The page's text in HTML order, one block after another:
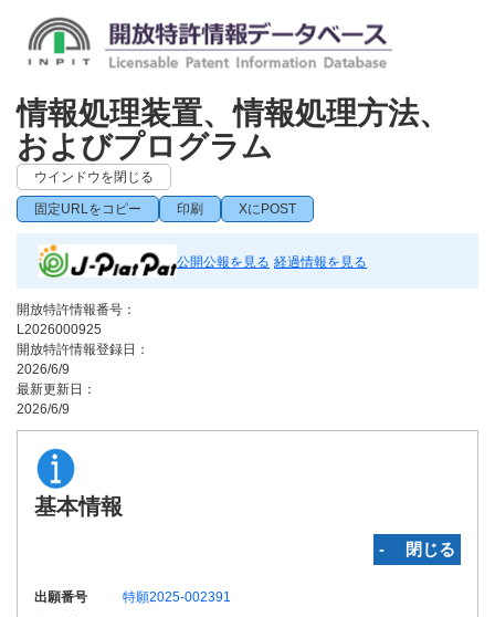
情報処理装置、情報処理方法、
およびプログラム
ウインドウを閉じる
固定URLをコピー 印刷 XにPOST
公開公報を見る 経過情報を見る
開放特許情報番号：
L2026000925
開放特許情報登録日：
2026/6/9
最新更新日：
2026/6/9
基本情報
‐ 閉じる
出願番号
特願2025-002391